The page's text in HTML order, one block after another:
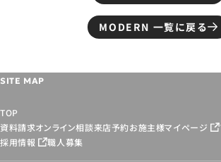
MODERN 一覧に戻る
SITE MAP
TOP
資料請求オンライン相談来店予約お施主様マイページ
採用情報
職人募集